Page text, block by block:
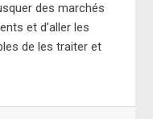
des marchés
et d’aller les
de les traiter et